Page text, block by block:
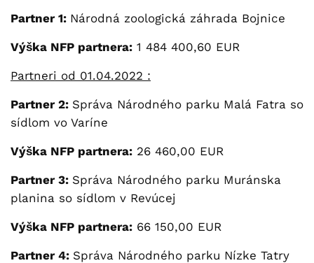
Partner 1: Národná zoologická záhrada Bojnice
Výška NFP partnera: 1 484 400,60 EUR
Partneri od 01.04.2022 :
Partner 2: Správa Národného parku Malá Fatra so
sídlom vo Varíne
Výška NFP partnera: 26 460,00 EUR
Partner 3: Správa Národného parku Muránska
planina so sídlom v Revúcej
Výška NFP partnera: 66 150,00 EUR
Partner 4: Správa Národného parku Nízke Tatry